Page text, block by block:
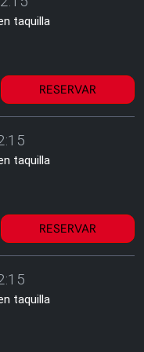
taquilla
RESERVAR
taquilla
RESERVAR
taquilla